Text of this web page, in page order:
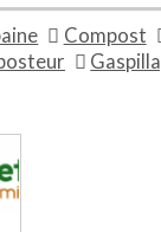
Compost